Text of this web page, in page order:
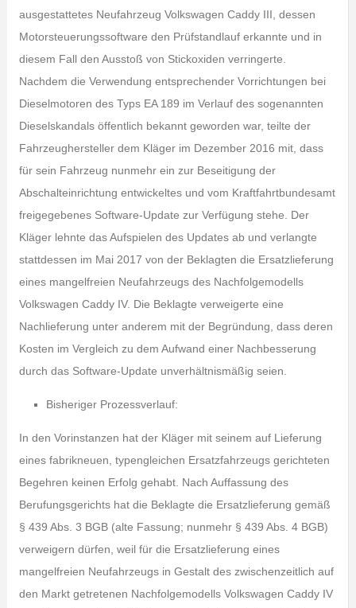
ausgestattetes Neufahrzeug Volkswagen Caddy III, dessen
Motorsteuerungssoftware den Prüfstandlauf erkannte und in
diesem Fall den Ausstoß von Stickoxiden verringerte.
Nachdem die Verwendung entsprechender Vorrichtungen bei
Dieselmotoren des Typs EA 189 im Verlauf des sogenannten
Dieselskandals öffentlich bekannt geworden war, teilte der
Fahrzeughersteller dem Kläger im Dezember 2016 mit, dass
für sein Fahrzeug nunmehr ein zur Beseitigung der
Abschalteinrichtung entwickeltes und vom Kraftfahrtbundesamt
freigegebenes Software-Update zur Verfügung stehe. Der
Kläger lehnte das Aufspielen des Updates ab und verlangte
stattdessen im Mai 2017 von der Beklagten die Ersatzlieferung
eines mangelfreien Neufahrzeugs des Nachfolgemodells
Volkswagen Caddy IV. Die Beklagte verweigerte eine
Nachlieferung unter anderem mit der Begründung, dass deren
Kosten im Vergleich zu dem Aufwand einer Nachbesserung
durch das Software-Update unverhältnismäßig seien.
Bisheriger Prozessverlauf:
In den Vorinstanzen hat der Kläger mit seinem auf Lieferung
eines fabrikneuen, typengleichen Ersatzfahrzeugs gerichteten
Begehren keinen Erfolg gehabt. Nach Auffassung des
Berufungsgerichts hat die Beklagte die Ersatzlieferung gemäß
§ 439 Abs. 3 BGB (alte Fassung; nunmehr § 439 Abs. 4 BGB)
verweigern dürfen, weil für die Ersatzlieferung eines
mangelfreien Neufahrzeugs in Gestalt des zwischenzeitlich auf
den Markt getretenen Nachfolgemodells Volkswagen Caddy IV